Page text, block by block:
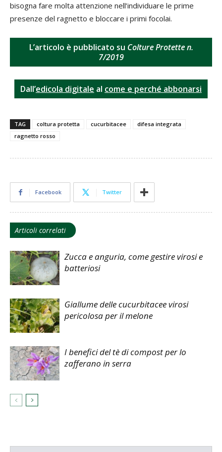
bisogna fare molta attenzione nell’individuare le prime
presenze del ragnetto e bloccare i primi focolai.
L’articolo è pubblicato su Colture Protette n.
7/2019
Dall’edicola digitale al come e perché abbonarsi
TAG coltura protetta cucurbitacee
difesa integrata
ragnetto rosso
Facebook Twitter
Articoli correlati
Zucca e anguria, come gestire virosi e
batteriosi
Giallume delle cucurbitacee virosi
pericolosa per il melone
I benefici del tè di compost per lo
zafferano in serra